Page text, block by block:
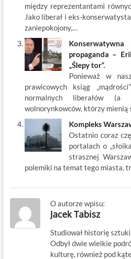
między reprezentantami
Jako liberał i eks-
zaniepokojony,…
propaganda –
„Ślepy tor”.
Ponieważ w
prawicowych ksiąg
normalnych liberałów (a
wolnorynkowców, którzy mienią
Kompleks
Ostatnio coraz
portalach o
strasznej
polemiki na temat tego miasta,
O autorze wpisu:
Jacek Tabisz
Studiował historię
Odbył dwie wielkie
kulturę, również pod